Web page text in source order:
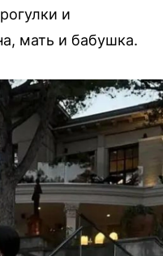
и
мать и бабушка.